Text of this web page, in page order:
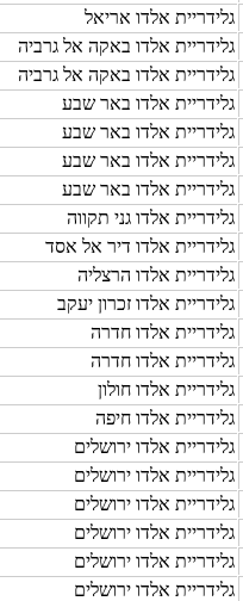
גלידריית אלדו אריאל
גלידריית אלדו באקה אל גרביה
גלידריית אלדו באקה אל גרביה
גלידריית אלדו באר שבע
גלידריית אלדו באר שבע
גלידריית אלדו באר שבע
גלידריית אלדו באר שבע
גלידריית אלדו גני תקווה
גלידריית אלדו דיר אל אסד
גלידריית אלדו הרצליה
גלידריית אלדו זכרון יעקב
גלידריית אלדו חדרה
גלידריית אלדו חדרה
גלידריית אלדו חולון
גלידריית אלדו חיפה
גלידריית אלדו ירושלים
גלידריית אלדו ירושלים
גלידריית אלדו ירושלים
גלידריית אלדו ירושלים
גלידריית אלדו ירושלים
גלידריית אלדו ירושלים